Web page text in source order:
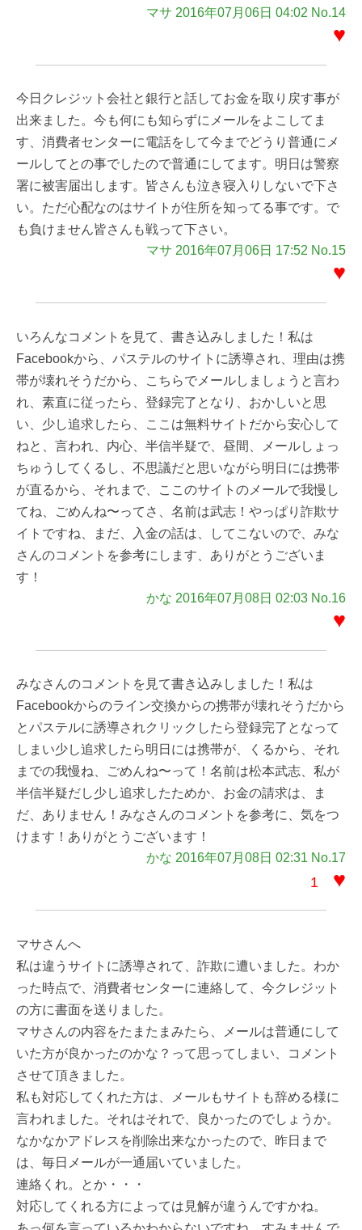
マサ 2016年07月06日 04:02 No.14
♥
今日クレジット会社と銀行と話してお金を取り戻す事が
出来ました。今も何にも知らずにメールをよこしてま
す、消費者センターに電話をして今までどうり普通にメ
ールしてとの事でしたので普通にしてます。明日は警察
署に被害届出します。皆さんも泣き寝入りしないで下さ
い。ただ心配なのはサイトが住所を知ってる事です。で
も負けません皆さんも戦って下さい。
マサ 2016年07月06日 17:52 No.15
♥
いろんなコメントを見て、書き込みしました！私は
Facebookから、パステルのサイトに誘導され、理由は携
帯が壊れそうだから、こちらでメールしましょうと言わ
れ、素直に従ったら、登録完了となり、おかしいと思
い、少し追求したら、ここは無料サイトだから安心して
ねと、言われ、内心、半信半疑で、昼間、メールしょっ
ちゅうしてくるし、不思議だと思いながら明日には携帯
が直るから、それまで、ここのサイトのメールで我慢し
てね、ごめんね〜ってさ、名前は武志！やっぱり詐欺サ
イトですね、まだ、入金の話は、してこないので、みな
さんのコメントを参考にします、ありがとうございま
す！
かな 2016年07月08日 02:03 No.16
♥
みなさんのコメントを見て書き込みしました！私は
Facebookからのライン交換からの携帯が壊れそうだから
とパステルに誘導されクリックしたら登録完了となって
しまい少し追求したら明日には携帯が、くるから、それ
までの我慢ね、ごめんね〜って！名前は松本武志、私が
半信半疑だし少し追求したためか、お金の請求は、ま
だ、ありません！みなさんのコメントを参考に、気をつ
けます！ありがとうございます！
かな 2016年07月08日 02:31 No.17
1 ♥
マサさんへ
私は違うサイトに誘導されて、詐欺に遭いました。わか
った時点で、消費者センターに連絡して、今クレジット
の方に書面を送りました。
マサさんの内容をたまたまみたら、メールは普通にして
いた方が良かったのかな？って思ってしまい、コメント
させて頂きました。
私も対応してくれた方は、メールもサイトも辞める様に
言われました。それはそれで、良かったのでしょうか。
なかなかアドレスを削除出来なかったので、昨日まで
は、毎日メールが一通届いていました。
連絡くれ。とか・・・
対応してくれる方によっては見解が違うんですかね。